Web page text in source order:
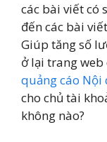
các bài viết có
đến các bài
Giúp tăng số
ở lại trang web
quảng cáo
cho chủ tài
không nào?